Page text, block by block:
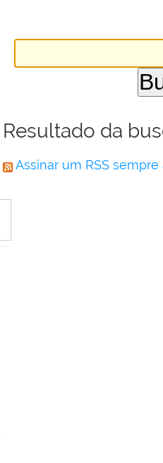
Resultado da
Assinar um RSS sempre